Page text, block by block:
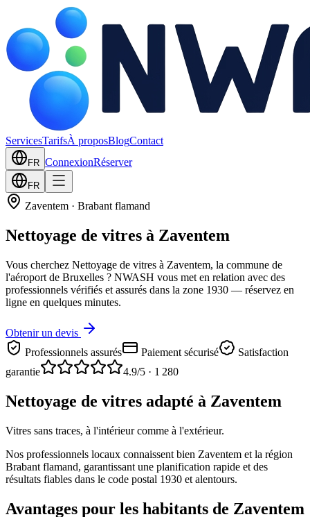
ServicesTarifsÀ proposBlogContact
FR ConnexionRéserver
FR
Zaventem · Brabant flamand
Nettoyage de vitres à Zaventem
Vous cherchez Nettoyage de vitres à Zaventem, la commune de
l'aéroport de Bruxelles ? NWASH vous met en relation avec des
professionnels vérifiés et assurés dans la zone 1930 — réservez en
ligne en quelques minutes.
Obtenir un devis
Professionnels assurés
Paiement sécurisé
Satisfaction
garantie
4.9/5 · 1 280
Nettoyage de vitres adapté à Zaventem
Vitres sans traces, à l'intérieur comme à l'extérieur.
Nos professionnels locaux connaissent bien Zaventem et la région
Brabant flamand, garantissant une planification rapide et des
résultats fiables dans le code postal 1930 et alentours.
Avantages pour les habitants de Zaventem